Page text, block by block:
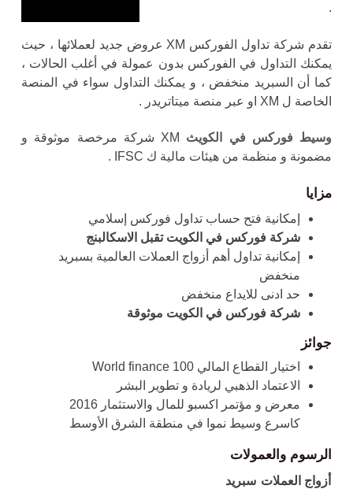
.
تقدم شركة تداول الفوركس XM عروض جديد لعملائها ، حيث
يمكنك التداول في الفوركس بدون عمولة في أغلب الحالات ،
كما أن السبريد منخفض ، و يمكنك التداول سواء في المنصة
الخاصة ل XM او عبر منصة ميتاتريدر .
وسيط فوركس في الكويث
XM شركة مرخصة موثوقة و
مضمونة و منظمة من هيئات مالية ك IFSC .
مزايا
إمكانية فتح حساب تداول فوركس إسلامي
شركة فوركس في الكويت تقبل الاسكالبنج
إمكانية تداول أهم أزواج العملات العالمية بسبريد
منخفض
حد ادنى للايداع منخفض
شركة فوركس في الكويت موثوقة
جوائز
اختيار القطاع المالي 100 World finance
الاعتماد الذهبي لريادة و تطوير البشر
معرض و مؤتمر اكسبو للمال والاستثمار 2016
كاسرع وسيط نموا في منطقة الشرق الأوسط
الرسوم والعمولات
أزواج العملات سبريد